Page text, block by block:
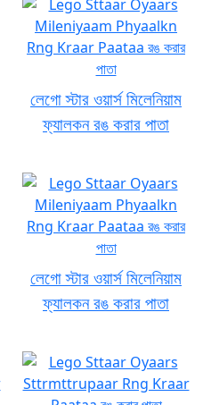
লেগো স্টার ওয়ার্স মিলেনিয়াম
ফ্যালকন রঙ করার পাতা
লেগো স্টার ওয়ার্স মিলেনিয়াম
ফ্যালকন রঙ করার পাতা